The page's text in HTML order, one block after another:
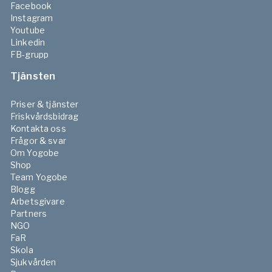
Facebook
Instagram
Youtube
Linkedin
FB-grupp
Tjänsten
Priser & tjänster
Friskvårdsbidrag
Kontakta oss
Frågor & svar
Om Yogobe
Shop
Team Yogobe
Blogg
Arbetsgivare
Partners
NGO
FaR
Skola
Sjukvården